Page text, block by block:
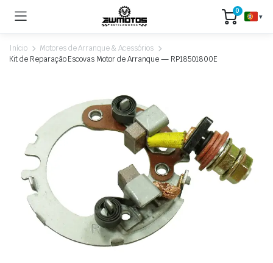
0
▾
Início
Motores de Arranque & Acessórios
Kit de Reparação Escovas Motor de Arranque — RP18501800E